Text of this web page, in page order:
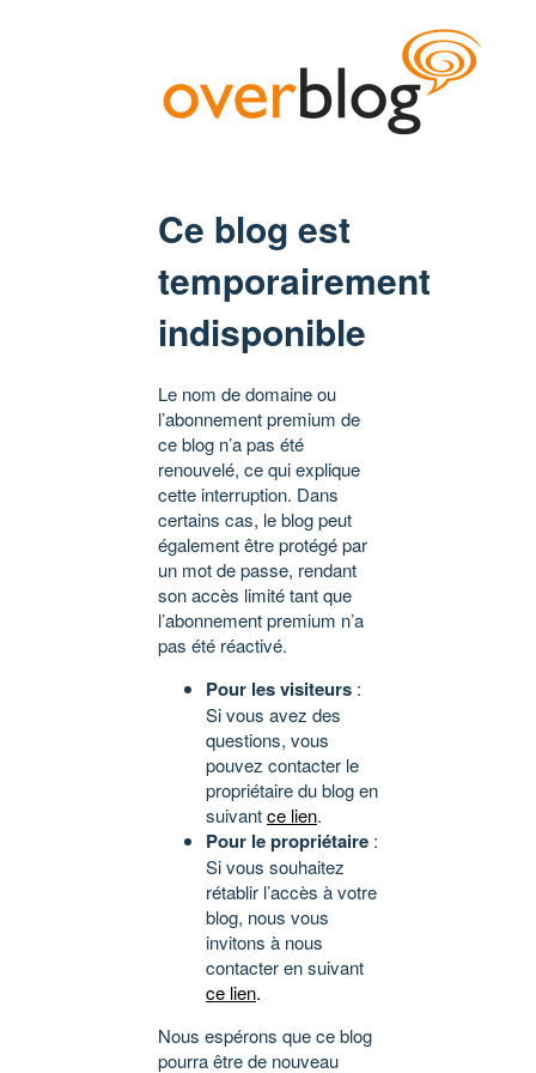
Ce blog est
temporairement
indisponible
Le nom de domaine ou
l’abonnement premium de
ce blog n’a pas été
renouvelé, ce qui explique
cette interruption. Dans
certains cas, le blog peut
également être protégé par
un mot de passe, rendant
son accès limité tant que
l’abonnement premium n’a
pas été réactivé.
Pour les visiteurs :
Si vous avez des
questions, vous
pouvez contacter le
propriétaire du blog en
suivantce lien.
Pour le propriétaire :
Si vous souhaitez
rétablir l’accès à votre
blog, nous vous
invitons à nous
contacter en suivant
ce lien.
Nous espérons que ce blog
pourra être de nouveau